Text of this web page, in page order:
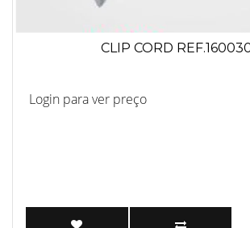
CLIP CORD
Login para ver preço